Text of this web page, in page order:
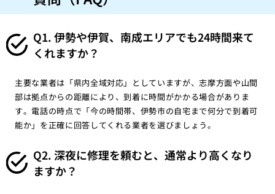
Q1. 伊勢や伊賀、南成エリアでも24時間来て
くれますか？
主要な業者は「県内全域対応」としていますが、志摩方面や山間
部は拠点からの距離により、到着に時間がかかる場合がありま
す。電話の時点で「今の時間帯、伊勢市の自宅まで何分で到着可
能か」を正確に回答してくれる業者を選びましょう。
Q2. 深夜に修理を頼むと、通常より高くなり
ますか？